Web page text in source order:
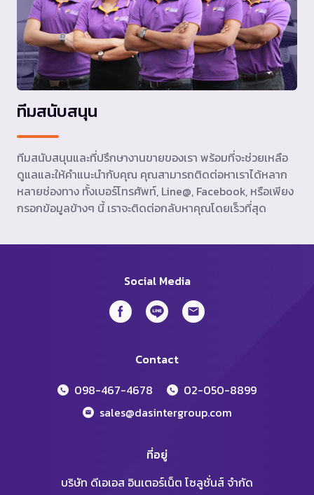
ทีมสนับสนุน
ทีมสนับสนุนและที่ปรึกษางานขายของเรา พร้อมที่จะช่วยเหลือ
ดูแลและให้คำแนะนำกับคุณ คุณสามารถติดต่อหาเราได้หลาก
หลายช่องทาง ทั้งเบอร์โทรศัพท์, Line@, Facebook, หรือเพียง
กรอกข้อมูลข้างๆ นี้ เราจะติดต่อกลับหาคุณโดยเร็วที่สุด
Social Media
Contact
098-467-4678
02-050-8899
sales@dasintergroup.com
ที่อยู่
บริษัท ดีเอเอส อินเตอร์เน็ต โซลูชั่นส์ จำกัด